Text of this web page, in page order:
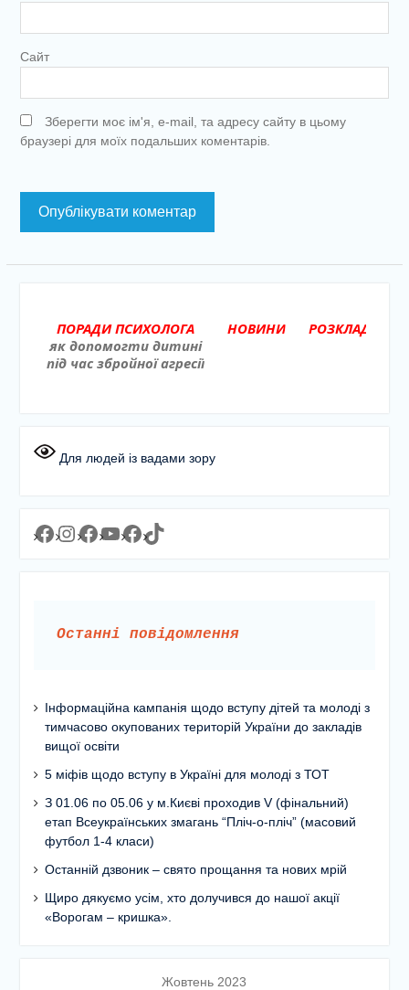
Сайт
Зберегти моє ім'я, e-mail, та адресу сайту в цьому
браузері для моїх подальших коментарів.
ПОРАДИ ПСИХОЛОГА
як допомогти дитині
під час збройної агресії
НОВИНИ РОЗКЛАД УРОКІВ
Для людей із вадами зору
Facebook
Instagram
Facebook
YouTube
Facebook
https://www.tiktok.com/@lyceum1man?_t=8YJMx0RJgIf&_r=1
Останні повідомлення
Інформаційна кампанія щодо вступу дітей та молоді з
тимчасово окупованих територій України до закладів
вищої освіти
5 міфів щодо вступу в Україні для молоді з ТОТ
З 01.06 по 05.06 у м.Києві проходив V (фінальний)
етап Всеукраїнських змагань “Пліч-о-пліч” (масовий
футбол 1-4 класи)
Останній дзвоник – свято прощання та нових мрій
Щиро дякуємо усім, хто долучився до нашої акції
«Ворогам – кришка».
Жовтень 2023